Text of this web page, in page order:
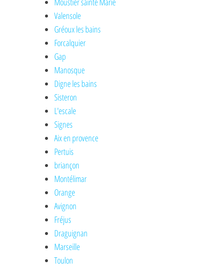
Valensole
Gréoux les bains
Forcalquier
Gap
Manosque
Digne les bains
Sisteron
L'escale
Signes
Aix en provence
Pertuis
briançon
Montélimar
Orange
Avignon
Fréjus
Draguignan
Marseille
Toulon